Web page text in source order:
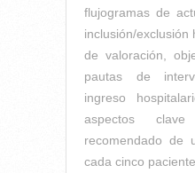
flujogramas de
inclusión/exclusión
de valoración,
pautas de
ingreso
aspectos
recomendado de
cada cinco